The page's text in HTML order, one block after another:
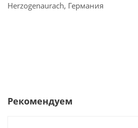
Herzogenaurach, Германия
Рекомендуем